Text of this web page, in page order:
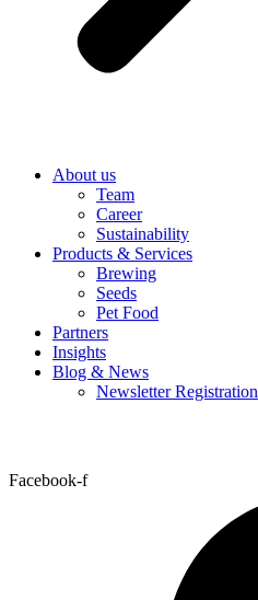
About us
Team
Career
Sustainability
Products & Services
Brewing
Seeds
Pet Food
Partners
Insights
Blog & News
Newsletter Registration
Facebook-f